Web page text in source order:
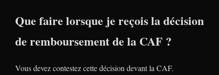
Que faire lorsque je reçois la décision
de remboursement de la CAF ?
Vous devez contestez cette décision devant la CAF.